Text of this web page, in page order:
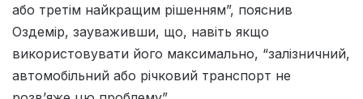
або третім найкращим рішенням”, пояснив
Оздемір, зауваживши, що, навіть якщо
використовувати його максимально, “залізничний,
автомобільний або річковий транспорт не